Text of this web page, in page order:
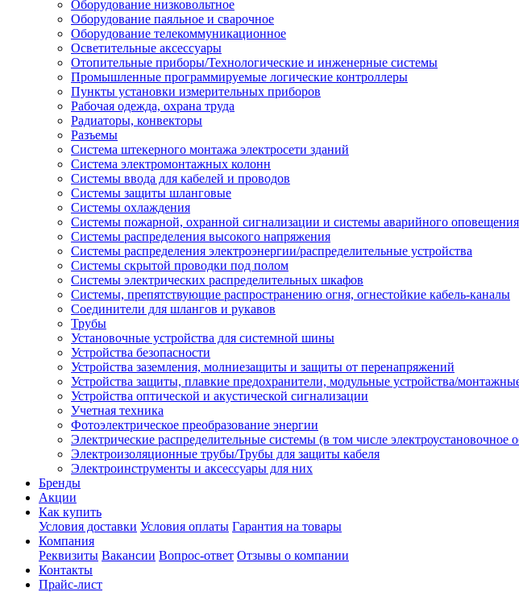
Оборудование низковольтное
Оборудование паяльное и сварочное
Оборудование телекоммуникационное
Осветительные аксессуары
Отопительные приборы/Технологические и инженерные системы
Промышленные программируемые логические контроллеры
Пункты установки измерительных приборов
Рабочая одежда, охрана труда
Радиаторы, конвекторы
Разъемы
Система штекерного монтажа электросети зданий
Система электромонтажных колонн
Системы ввода для кабелей и проводов
Системы защиты шланговые
Системы охлаждения
Системы пожарной, охранной сигнализации и системы аварийного оповещения
Системы распределения высокого напряжения
Системы распределения электроэнергии/распределительные устройства
Системы скрытой проводки под полом
Системы электрических распределительных шкафов
Системы, препятствующие распространению огня, огнестойкие кабель-каналы
Соединители для шлангов и рукавов
Трубы
Установочные устройства для системной шины
Устройства безопасности
Устройства заземления, молниезащиты и защиты от перенапряжений
Устройства защиты, плавкие предохранители, модульные устройства/
Устройства оптической и акустической сигнализации
Учетная техника
Фотоэлектрическое преобразование энергии
Электрические распределительные системы (в том числе электроустановочное
Электроизоляционные трубы/Трубы для защиты кабеля
Электроинструменты и аксессуары для них
Бренды
Акции
Как купить
Условия доставки Условия оплаты Гарантия на товары
Компания
Реквизиты Вакансии Вопрос-ответ Отзывы о компании
Контакты
Прайс-лист